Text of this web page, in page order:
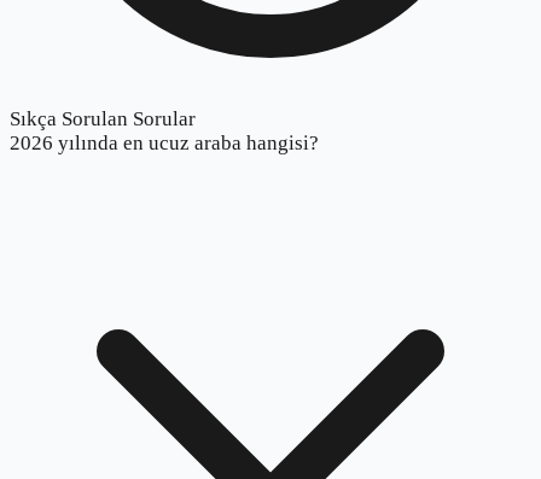
Sıkça Sorulan Sorular
2026 yılında en ucuz araba hangisi?